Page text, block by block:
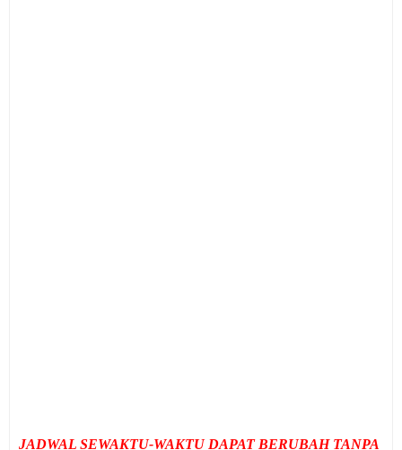
JADWAL SEWAKTU-WAKTU DAPAT BERUBAH TANPA